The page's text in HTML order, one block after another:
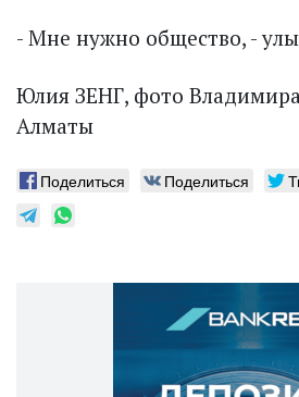
- Мне нужно общество, -
Юлия ЗЕНГ, фото
Алматы
Поделиться Поделиться